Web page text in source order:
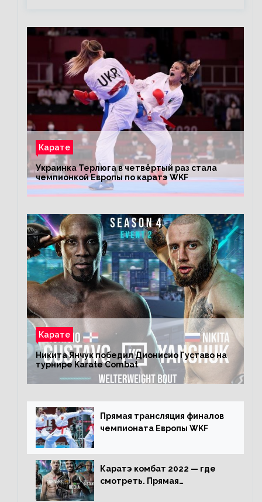
Карате
Украинка Терлюга в четвёртый раз стала
чемпионкой Европы по каратэ WKF
Карате
Никита Янчук победил Дионисио Густаво на
турнире Karate Combat
Прямая трансляция финалов
чемпионата Европы WKF
Каратэ комбат 2022 — где
смотреть. Прямая